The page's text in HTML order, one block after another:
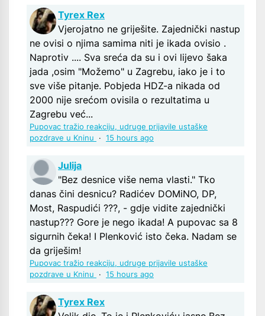
Tyrex Rex
Vjerojatno ne griješite. Zajednički nastup
ne ovisi o njima samima niti je ikada ovisio .
Naprotiv .... Sva sreća da su i ovi lijevo šaka
jada ,osim "Možemo" u Zagrebu, iako je i to
sve više pitanje. Pobjeda HDZ-a nikada od
2000 nije srećom ovisila o rezultatima u
Zagrebu već...
Pupovac tražio reakciju, udruge prijavile ustaške
pozdrave u Kninu
· 15 hours ago
Julija
"Bez desnice više nema vlasti." Tko
danas čini desnicu? Radićev DOMiNO, DP,
Most, Raspudići ???, - gdje vidite zajednički
nastup??? Gore je nego ikada! A pupovac sa 8
sigurnih čeka! I Plenković isto čeka. Nadam se
da griješim!
Pupovac tražio reakciju, udruge prijavile ustaške
pozdrave u Kninu
· 15 hours ago
Tyrex Rex